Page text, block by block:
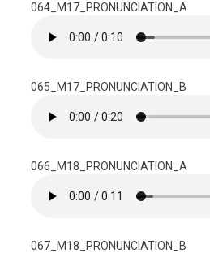
064_M17_PRONUNCIATION_A
065_M17_PRONUNCIATION_B
066_M18_PRONUNCIATION_A
067_M18_PRONUNCIATION_B